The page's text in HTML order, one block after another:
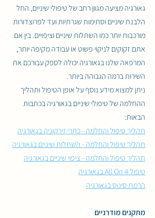
גאורגיה מציעה מגוון רחב של טיפולי שיניים, החל
הלבנת שיניים וסתימות שגרתיות ועד לפרוצדורות
מורכבות יותר כמו השתלות שיניים וציפויים. בין אם
אתם זקוקים לניקוי פשוט או עבודה מקיפה יותר,
המרפאה שלנו בגאורגיה יכולה לספק עבורכם את
השירות ברמה הגבוהה ביותר.
ניתן למצוא מידע נוסף על אופן הטיפול ותהליך
ההחלמה של טיפולי שיניים בגאורגיה בכתבות
הבאות:
תהליך טיפול והחלמה - כתרי זירקוניה בגאורגיה
תהליך טיפול והחלמה - השתלות שיניים בגאורגיה
תהליך טיפול והחלמה - ציפוי שיניים בגאורגיה
טיפול All On 4 בגאורגיה
הרמת סינוס בגאורגיה
מתקנים מודרניים